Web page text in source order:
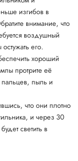
изгибов в
внимание, что
воздушный
его.
хороший
протрите её
пальцев, пыль и
что они плотно
и через 30
светить в